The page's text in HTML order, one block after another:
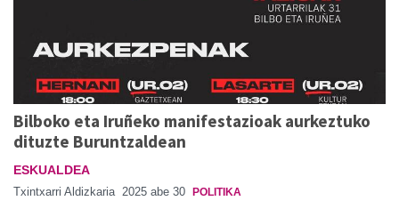
Bilboko eta Iruñeko manifestazioak aurkeztuko
dituzte Buruntzaldean
ESKUALDEA
Txintxarri Aldizkaria 2025 abe 30 POLITIKA